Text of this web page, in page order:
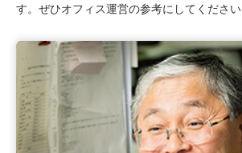
す。ぜひオフィス運営の参考にしてください